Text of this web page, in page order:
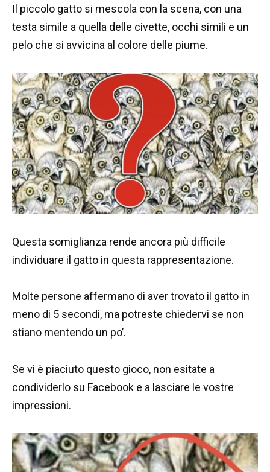
Il piccolo gatto si mescola con la scena, con una
testa simile a quella delle civette, occhi simili e un
pelo che si avvicina al colore delle piume.
Questa somiglianza rende ancora più difficile
individuare il gatto in questa rappresentazione.
Molte persone affermano di aver trovato il gatto in
meno di 5 secondi, ma potreste chiedervi se non
stiano mentendo un po’.
Se vi è piaciuto questo gioco, non esitate a
condividerlo su Facebook e a lasciare le vostre
impressioni.